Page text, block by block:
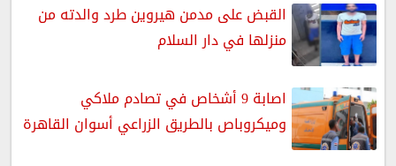
القبض على مدمن هيروين طرد والدته من
منزلها في دار السلام
اصابة 9 أشخاص في تصادم ملاكي
وميكروباص بالطريق الزراعي أسوان القاهرة